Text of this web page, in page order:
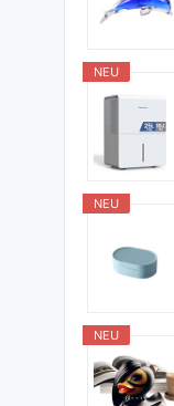
NEU
NEU
NEU